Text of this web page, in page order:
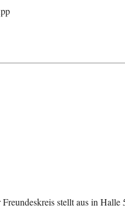
stellt aus in Halle